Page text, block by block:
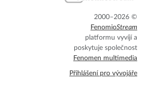
2000–2026 ©
FenomioStream
platformu vyvíjí a
poskytuje společnost
Fenomen multimedia
Přihlášení pro vývojáře